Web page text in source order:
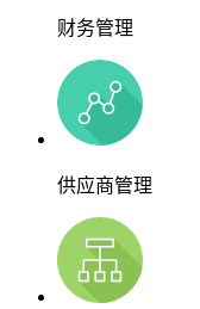
财务管理
供应商管理